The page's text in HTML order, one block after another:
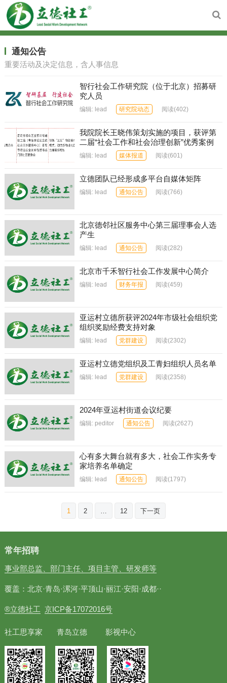
通知公告
重要活动及决定信息，含人事信息
智行社会工作研究院（位于北京）招募研
究人员
编辑:lead 研究院动态 阅读(402)
我院院长王晓伟策划实施的项目，获评第
二届“社会工作和社会治理创新”优秀案例
编辑:lead 媒体报道 阅读(601)
立德团队已经形成多平台自媒体矩阵
编辑:lead 通知公告 阅读(766)
北京德邻社区服务中心第三届理事会人选
产生
编辑:lead 通知公告 阅读(282)
北京市千禾智行社会工作发展中心简介
编辑:lead 财务年报 阅读(459)
亚运村立德所获评2024年市级社会组织党
组织奖励经费支持对象
编辑:lead 党群建设 阅读(2302)
亚运村立德党组织及工青妇组织人员名单
编辑:lead 党群建设 阅读(2358)
2024年亚运村街道会议纪要
编辑:peditor 通知公告 阅读(2627)
心有多大舞台就有多大，社会工作实务专
家培养名单确定
编辑:lead 通知公告 阅读(1797)
分
页
1 2 … 12 下一页
常年招聘
事业部总监、部门主任、项目主管、研发师等
覆盖：北京·青岛·漯河·平顶山·丽江·安阳·成都··
®立德社工 京ICP备17072016号
社工思享家 青岛立德 影视中心